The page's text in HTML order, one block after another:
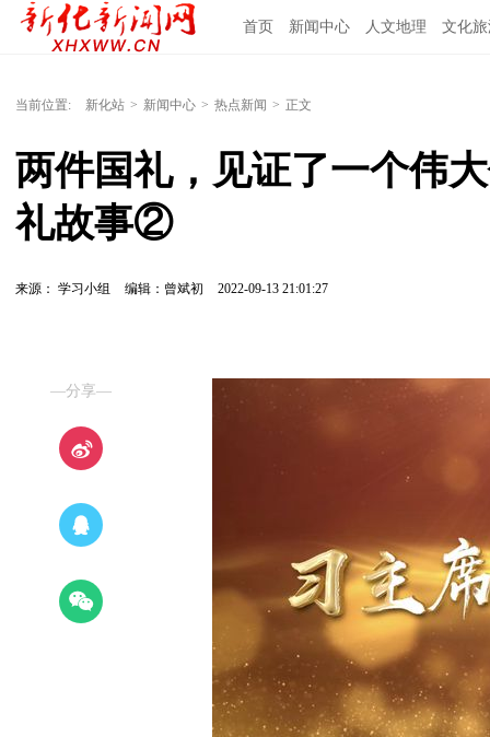
首页 新闻中心 人文地理 文化
当前位置: 新化站 > 新闻中心 > 热点新闻 > 正文
两件国礼，见证了一个伟
礼故事②
来源： 学习小组 编辑：曾斌初 2022-09-13 21:01:27
—分享—